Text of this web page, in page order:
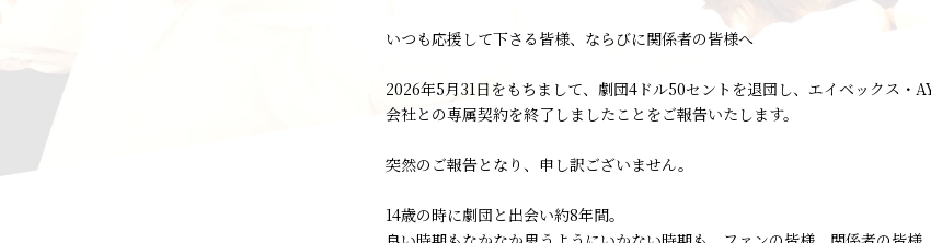
いつも応援して下さる皆様、ならびに関係者の皆様へ
2026年5月31日をもちまして、劇団4ドル50セントを退団し、エイベックス・
会社との専属契約を終了しましたことをご報告いたします。
突然のご報告となり、申し訳ございません。
14歳の時に劇団と出会い約8年間。